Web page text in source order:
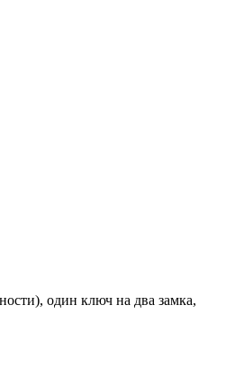
один ключ на два замка,